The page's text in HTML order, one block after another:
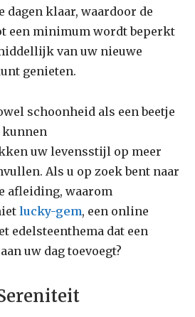
dagen klaar, waardoor de
een minimum wordt beperkt
van uw nieuwe
genieten.
schoonheid als een beetje
uw levensstijl op meer
Als u op zoek bent naar
afleiding, waarom
lucky-gem, een online
edelsteenthema dat een
uw dag toevoegt?